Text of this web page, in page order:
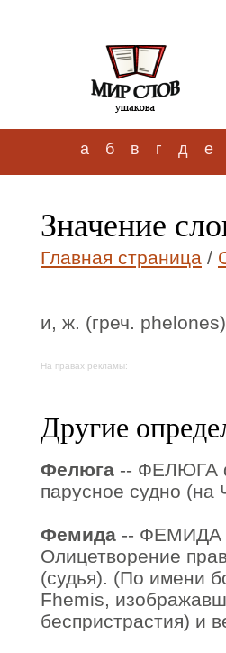
а б в г д е
Значение
Главная страница /
и, ж. (греч.
На правах рекламы:
Другие
Фелюга -- ФЕЛЮГА
парусное судно
Фемида -- ФЕМИДА
Олицетворение
(судья). (По имени
Fhemis,
беспристрастия) и